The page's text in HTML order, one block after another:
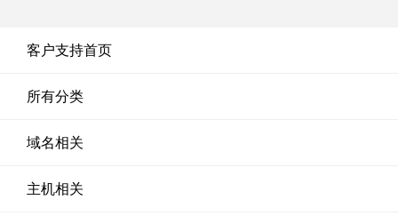
客户支持首页
所有分类
域名相关
主机相关